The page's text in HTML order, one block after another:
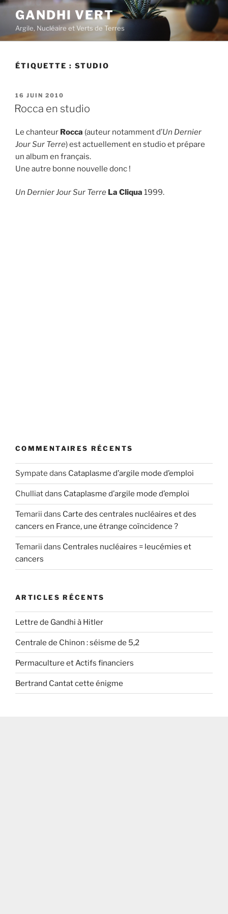
Aller
contenu
principal
GANDHI VERT
Argile, Nucléaire et Verts de Terres
ÉTIQUETTE : STUDIO
PUBLIÉ
LE
16 JUIN 2010
Rocca en studio
Le chanteur Rocca (auteur notamment d’Un Dernier
Jour Sur Terre) est actuellement en studio et prépare
un album en français.
Une autre bonne nouvelle donc !
Un Dernier Jour Sur Terre La Cliqua 1999.
COMMENTAIRES RÉCENTS
Sympate dans Cataplasme d’argile mode d’emploi
Chulliatdans Cataplasme d’argile mode d’emploi
Temarii dans Carte des centrales nucléaires et des
cancers en France, une étrange coïncidence ?
Temarii dans Centrales nucléaires = leucémies et
cancers
ARTICLES RÉCENTS
Lettre de Gandhi à Hitler
Centrale de Chinon : séisme de 5,2
Permaculture et Actifs financiers
Bertrand Cantat cette énigme